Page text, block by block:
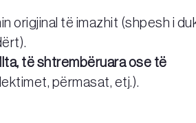
origjinal të imazhit (shpesh i
të shtrembëruara ose të
përmasat, etj.).